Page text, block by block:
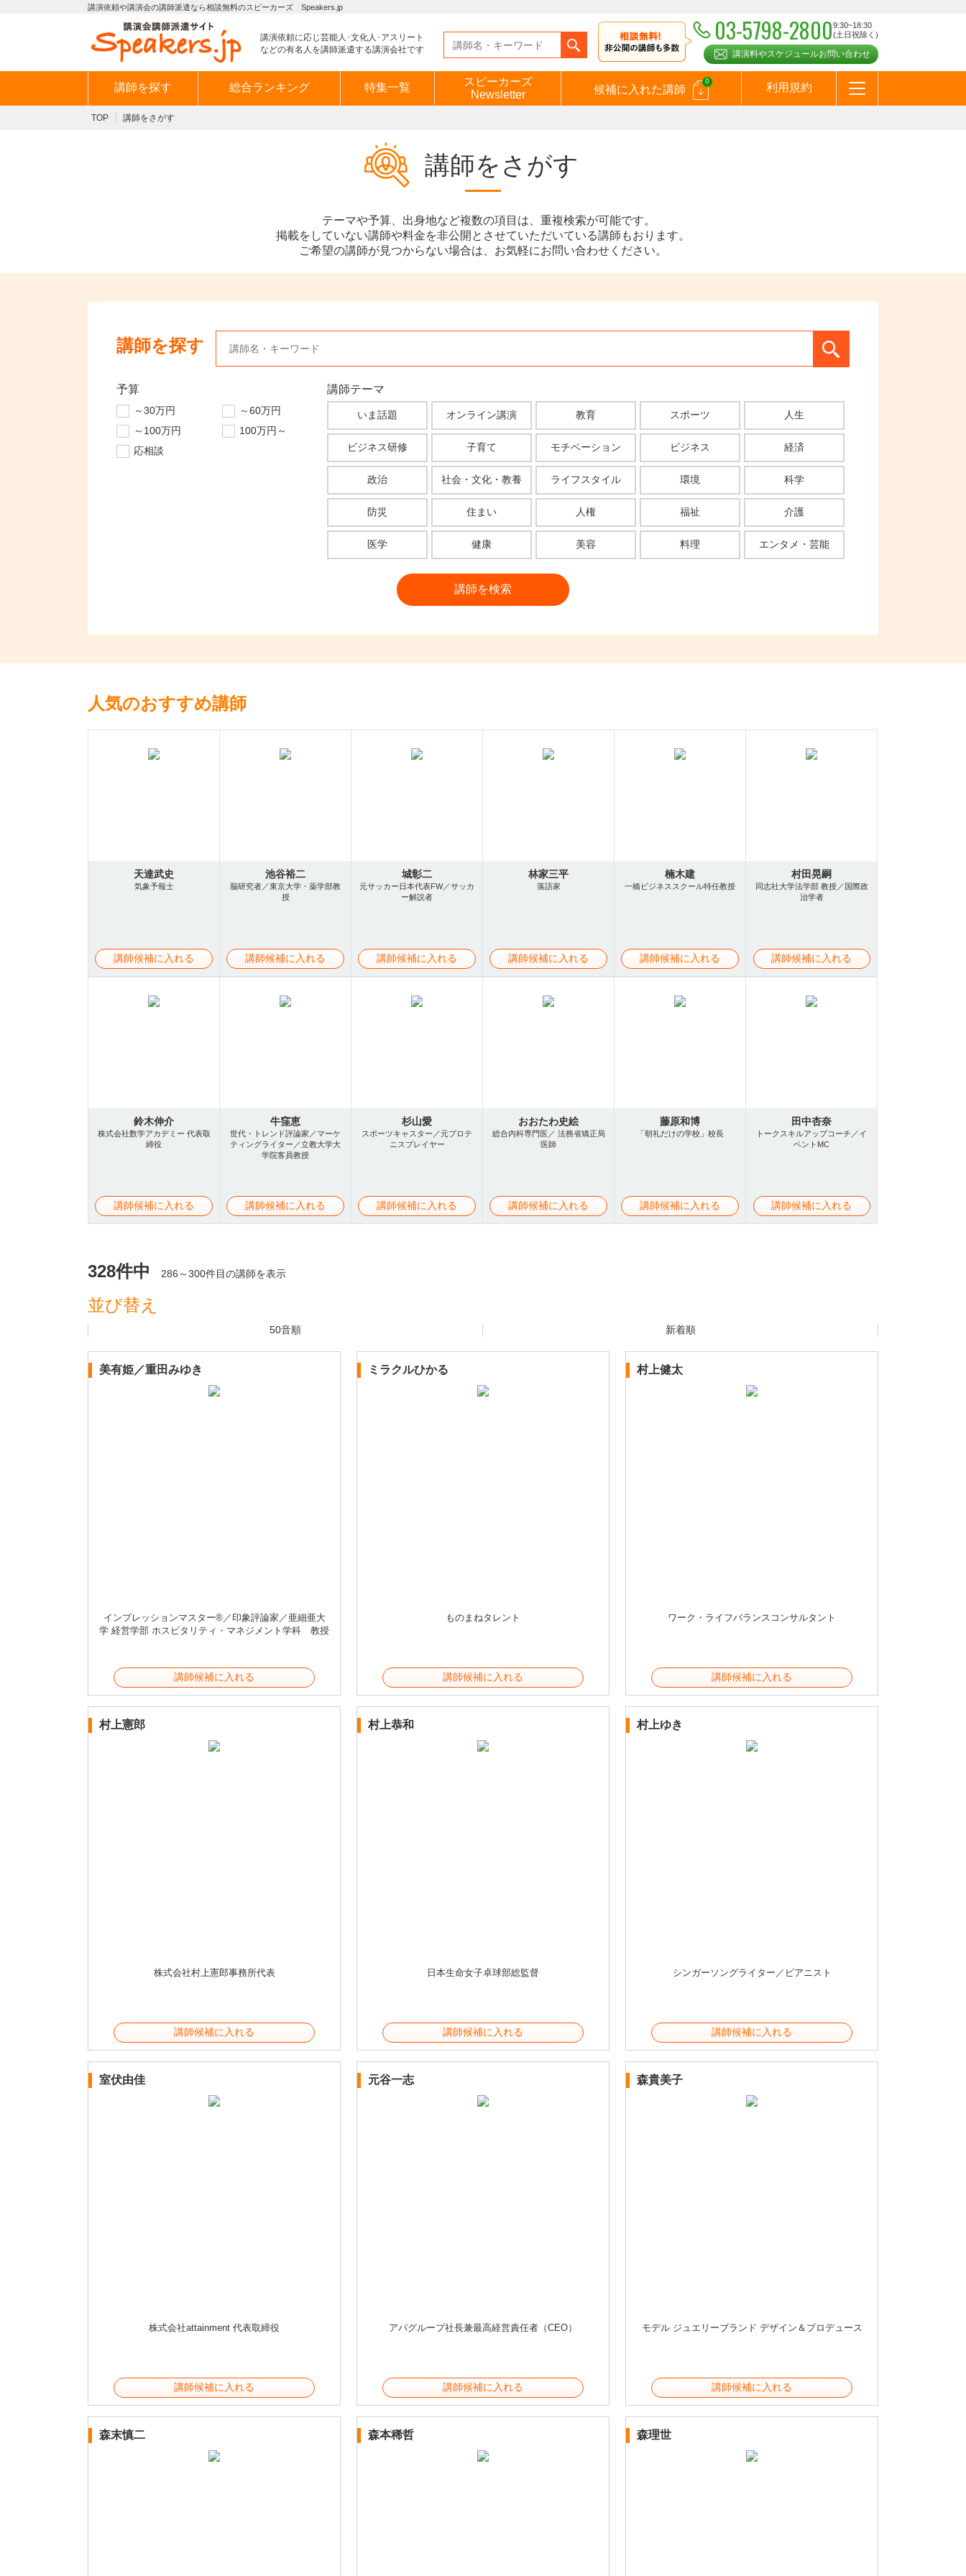
講演依頼や講演会の講師派遣なら相談無料のスピーカーズ Speakers.jp
講演依頼に応じ芸能人･文化人･アスリート
などの有名人を講師派遣する講演会社です
03-5798-28009:30~18:30
(土日祝除く)
講演料やスケジュールお問い合わせ
講師を探す 総合ランキング 特集一覧
スピーカーズ
Newsletter
候補に入れた講師
0
利用規約
TOP 講師をさがす
講師をさがす
テーマや予算、出身地など複数の項目は、重複検索が可能です。
掲載をしていない講師や料金を非公開とさせていただいている講師もおります。
ご希望の講師が見つからない場合は、お気軽にお問い合わせください。
講師を探す
予算
～30万円
～60万円
～100万円
100万円～
応相談
講師テーマ
いま話題 オンライン講演 教育 スポーツ 人生
ビジネス研修 子育て モチベーション ビジネス 経済
政治 社会・文化・教養 ライフスタイル 環境 科学
防災 住まい 人権 福祉 介護
医学 健康 美容 料理 エンタメ・芸能
人気のおすすめ講師
天達武史
気象予報士
講師候補に入れる
池谷裕二
脳研究者／東京大学・薬学部教
授
講師候補に入れる
城彰二
元サッカー日本代表FW／サッカ
ー解説者
講師候補に入れる
林家三平
落語家
講師候補に入れる
楠木建
一橋ビジネススクール特任教授
講師候補に入れる
村田晃嗣
同志社大学法学部 教授／国際政
治学者
講師候補に入れる
鈴木伸介
株式会社数学アカデミー 代表取
締役
講師候補に入れる
牛窪恵
世代・トレンド評論家／マーケ
ティングライター／立教大学大
学院客員教授
講師候補に入れる
杉山愛
スポーツキャスター／元プロテ
ニスプレイヤー
講師候補に入れる
おおたわ史絵
総合内科専門医／ 法務省矯正局
医師
講師候補に入れる
藤原和博
「朝礼だけの学校」校長
講師候補に入れる
田中杏奈
トークスキルアップコーチ／イ
ベントMC
講師候補に入れる
328件中 286～300件目の講師を表示
並び替え
50音順 新着順
美有姫／重田みゆき
インプレッションマスター®／印象評論家／亜細亜大
学 経営学部 ホスピタリティ・マネジメント学科 教授
講師候補に入れる
ミラクルひかる
ものまねタレント
講師候補に入れる
村上健太
ワーク・ライフバランスコンサルタント
講師候補に入れる
村上憲郎
株式会社村上憲郎事務所代表
講師候補に入れる
村上恭和
日本生命女子卓球部総監督
講師候補に入れる
村上ゆき
シンガーソングライター／ピアニスト
講師候補に入れる
室伏由佳
株式会社attainment 代表取締役
講師候補に入れる
元谷一志
アパグループ社長兼最高経営責任者（CEO）
講師候補に入れる
森貴美子
モデル ジュエリーブランド デザイン＆プロデュース
講師候補に入れる
森末慎二 森本稀哲 森理世